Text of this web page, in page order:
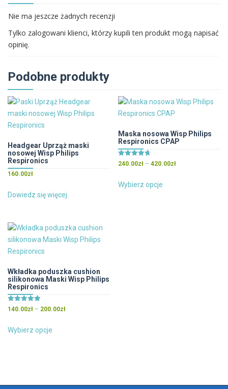
Nie ma jeszcze żadnych recenzji
Tylko zalogowani klienci, którzy kupili ten produkt mogą napisać
opinię.
Podobne produkty
Headgear Uprząż maski
nosowej Wisp Philips
Respironics
160.00zł
Dowiedz się więcej
Maska nosowa Wisp Philips
Respironics CPAP
Oceniono
240.00zł – 420.00złZakres
Wybierz opcje
Wkładka poduszka cushion
silikonowa Maski Wisp Philips
Respironics
Oceniono
140.00zł – 200.00złZakres
Wybierz opcje